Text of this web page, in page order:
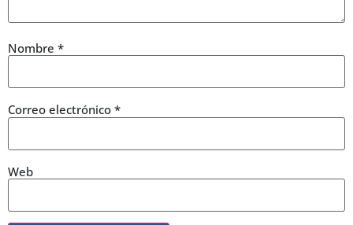
Nombre *
Correo electrónico *
Web